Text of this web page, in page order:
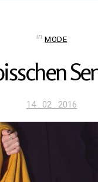
in MODE
Veröffentlicht
14 . 02 . 2016